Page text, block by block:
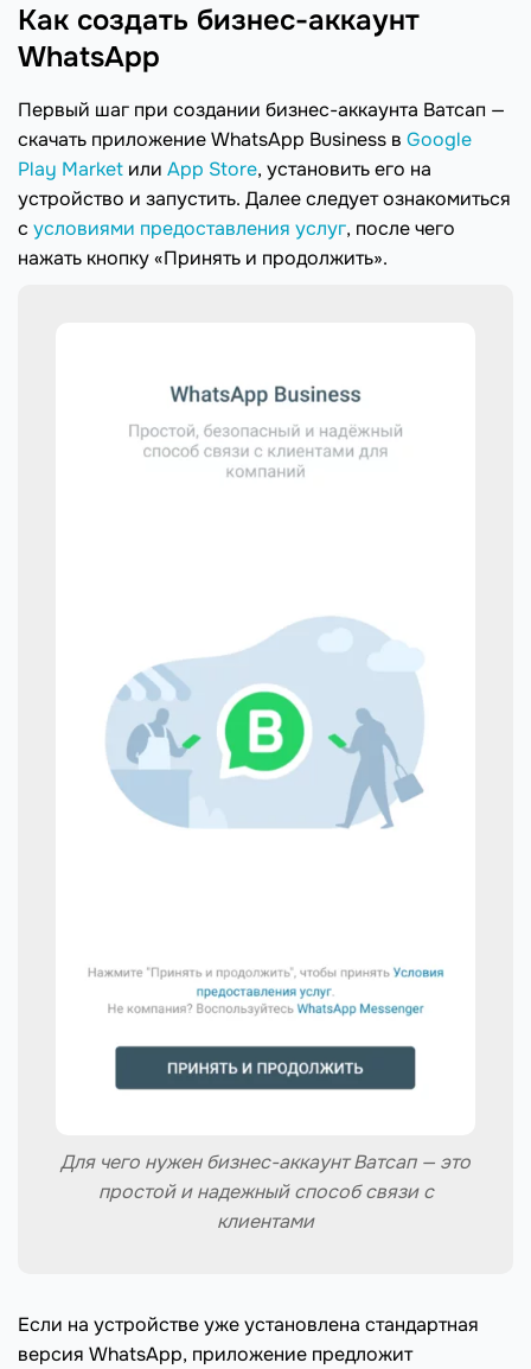
Как создать бизнес-аккаунт
WhatsApp
Первый шаг при создании бизнес-аккаунта Ватсап —
скачать приложение WhatsApp Business в Google
Play Market или App Store, установить его на
устройство и запустить. Далее следует ознакомиться
с условиями предоставления услуг, после чего
нажать кнопку «Принять и продолжить».
Для чего нужен бизнес-аккаунт Ватсап — это
простой и надежный способ связи с
клиентами
Если на устройстве уже установлена стандартная
версия WhatsApp, приложение предложит